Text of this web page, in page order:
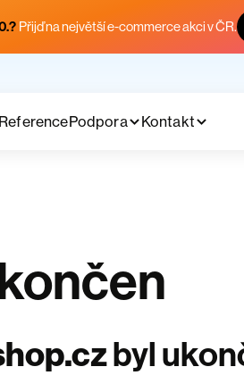
Přijď na největší e-commerce akci v ČR.
ReferencePodpora Kontakt
byl